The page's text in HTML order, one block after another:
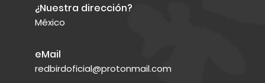
¿Nuestra dirección?
México
eMail
redbirdoficial@protonmail.com